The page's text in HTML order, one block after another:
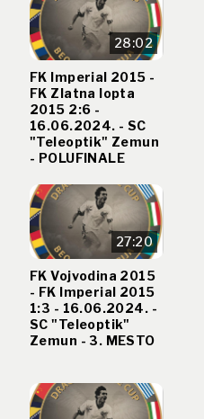
28:02
FK Imperial 2015 -
FK Zlatna lopta
2015 2:6 -
16.06.2024. - SC
"Teleoptik" Zemun
- POLUFINALE
27:20
FK Vojvodina 2015
- FK Imperial 2015
1:3 - 16.06.2024. -
SC "Teleoptik"
Zemun - 3. MESTO